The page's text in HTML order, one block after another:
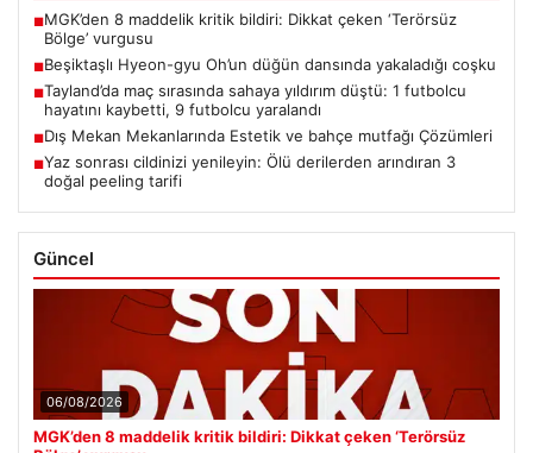
■MGK’den 8 maddelik kritik bildiri: Dikkat çeken ‘Terörsüz
Bölge’ vurgusu
■Beşiktaşlı Hyeon-gyu Oh’un düğün dansında yakaladığı coşku
■Tayland’da maç sırasında sahaya yıldırım düştü: 1 futbolcu
hayatını kaybetti, 9 futbolcu yaralandı
■Dış Mekan Mekanlarında Estetik ve bahçe mutfağı Çözümleri
■Yaz sonrası cildinizi yenileyin: Ölü derilerden arındıran 3
doğal peeling tarifi
Güncel
06/08/2026
MGK’den 8 maddelik kritik bildiri: Dikkat çeken ‘Terörsüz